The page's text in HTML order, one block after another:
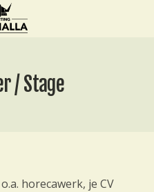
/ Stage
horecawerk, je CV